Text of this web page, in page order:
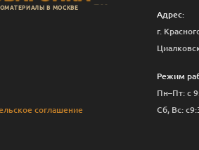
В МОСКВЕ
соглашение
Адрес:
г.
Режим
Пн–Пт: с
Сб, Вс: